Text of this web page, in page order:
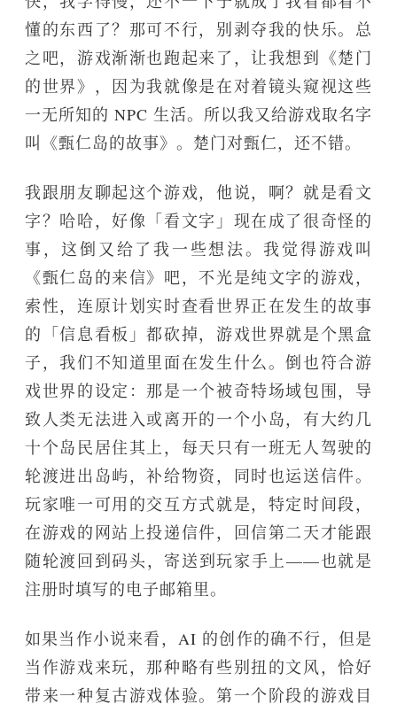
懂的东西了？那可不行，别剥夺我的快乐。总
之吧，游戏渐渐也跑起来了，让我想到《楚门
的世界》，因为我就像是在对着镜头窥视这些
一无所知的 NPC 生活。所以我又给游戏取名字
叫《甄仁岛的故事》。楚门对甄仁，还不错。
我跟朋友聊起这个游戏，他说，啊？就是看文
字？哈哈，好像「看文字」现在成了很奇怪的
事，这倒又给了我一些想法。我觉得游戏叫
《甄仁岛的来信》吧，不光是纯文字的游戏，
索性，连原计划实时查看世界正在发生的故事
的「信息看板」都砍掉，游戏世界就是个黑盒
子，我们不知道里面在发生什么。倒也符合游
戏世界的设定：那是一个被奇特场域包围，导
致人类无法进入或离开的一个小岛，有大约几
十个岛民居住其上，每天只有一班无人驾驶的
轮渡进出岛屿，补给物资，同时也运送信件。
玩家唯一可用的交互方式就是，特定时间段，
在游戏的网站上投递信件，回信第二天才能跟
随轮渡回到码头，寄送到玩家手上——也就是
注册时填写的电子邮箱里。
如果当作小说来看，AI 的创作的确不行，但是
当作游戏来玩，那种略有些别扭的文风，恰好
带来一种复古游戏体验。第一个阶段的游戏目